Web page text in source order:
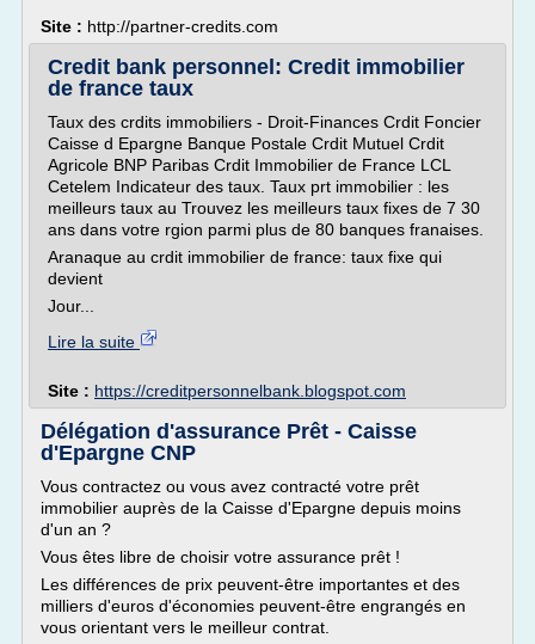
Site : http://partner-credits.com
Credit bank personnel: Credit immobilier
de france taux
Taux des crdits immobiliers - Droit-Finances Crdit Foncier
Caisse d Epargne Banque Postale Crdit Mutuel Crdit
Agricole BNP Paribas Crdit Immobilier de France LCL
Cetelem Indicateur des taux. Taux prt immobilier : les
meilleurs taux au Trouvez les meilleurs taux fixes de 7 30
ans dans votre rgion parmi plus de 80 banques franaises.
Aranaque au crdit immobilier de france: taux fixe qui
devient
Jour...
Lire la suite
Site : https://creditpersonnelbank.blogspot.com
Délégation d'assurance Prêt - Caisse
d'Epargne CNP
Vous contractez ou vous avez contracté votre prêt
immobilier auprès de la Caisse d'Epargne depuis moins
d'un an ?
Vous êtes libre de choisir votre assurance prêt !
Les différences de prix peuvent-être importantes et des
milliers d'euros d'économies peuvent-être engrangés en
vous orientant vers le meilleur contrat.